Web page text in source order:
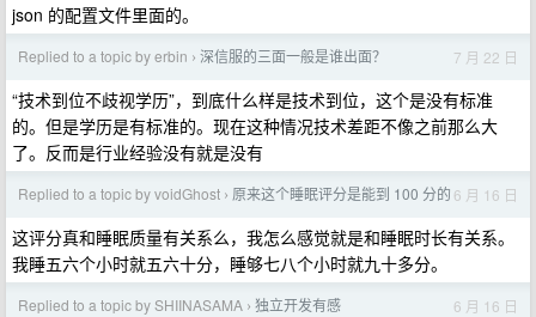
json 的配置文件里面的。
Replied to a topic by erbin › 深信服的三面一般是谁出面？ 7 月 22 日
“技术到位不歧视学历”，到底什么样是技术到位，这个是没有标准
的。但是学历是有标准的。现在这种情况技术差距不像之前那么大
了。反而是行业经验没有就是没有
Replied to a topic by voidGhost › 原来这个睡眠评分是能到 100 分的 6 月 16 日
这评分真和睡眠质量有关系么，我怎么感觉就是和睡眠时长有关系。
我睡五六个小时就五六十分，睡够七八个小时就九十多分。
Replied to a topic by SHIINASAMA › 独立开发有感 6 月 16 日